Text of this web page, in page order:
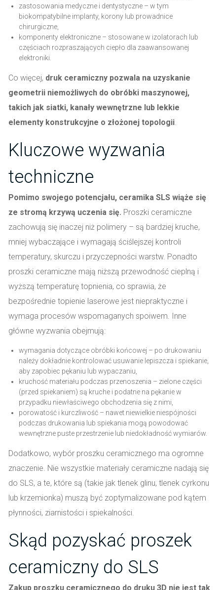
zastosowania medyczne i dentystyczne – w tym
biokompatybilne implanty, korony lub prowadnice
chirurgiczne,
komponenty elektroniczne – stosowane w izolatorach lub
częściach rozpraszających ciepło dla zaawansowanej
elektroniki.
Co więcej, druk ceramiczny pozwala na uzyskanie
geometrii niemożliwych do obróbki maszynowej,
takich jak siatki, kanały wewnętrzne lub lekkie
elementy konstrukcyjne o złożonej topologii
Kluczowe wyzwania
techniczne
Pomimo swojego potencjału, ceramika SLS wiąże się
ze stromą krzywą uczenia się. Proszki ceramiczne
zachowują się inaczej niż polimery – są bardziej kruche,
mniej wybaczające i wymagają ściślejszej kontroli
temperatury, skurczu i przyczepności warstw. Ponadto
proszki ceramiczne mają niższą przewodność cieplną i
wyższą temperaturę topnienia, co sprawia, że
bezpośrednie topienie laserowe jest niepraktyczne i
wymaga procesów wspomaganych spoiwem. Inne
główne wyzwania obejmują:
wymagania dotyczące obróbki końcowej – po drukowaniu
należy dokładnie kontrolować usuwanie lepiszcza i spiekanie,
aby zapobiec pękaniu lub wypaczaniu,
kruchość materiału podczas przenoszenia – zielone części
(przed spiekaniem) są kruche i podatne na pękanie w
przypadku niewłaściwego obchodzenia się z nimi,
porowatość i kurczliwość – nawet niewielkie niespójności
podczas drukowania lub spiekania mogą powodować
wewnętrzne puste przestrzenie lub niedokładność wymiarów.
Dodatkowo, wybór proszku ceramicznego ma ogromne
znaczenie. Nie wszystkie materiały ceramiczne nadają się
do SLS, a te, które są (takie jak tlenek glinu, tlenek cyrkonu
lub krzemionka) muszą być zoptymalizowane pod kątem
płynności, ziarnistości i spiekalności.
Skąd pozyskać proszek
ceramiczny do SLS
Zakup proszku ceramicznego do druku 3D nie jest tak